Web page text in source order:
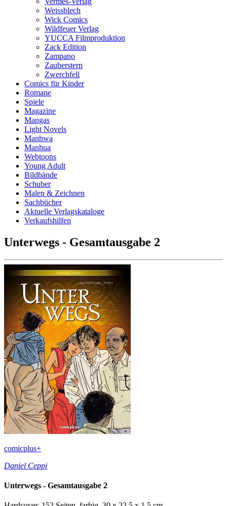
Weissblech
Wick Comics
Wildfeuer Verlag
YUCCA Filmproduktion
Zack Edition
Zampano
Zauberstern
Zwerchfell
Comics für Kinder
Romane
Spiele
Magazine
Mangas
Light Novels
Manhwa
Manhua
Webtoons
Young Adult
Bildbände
Schuber
Malen & Zeichnen
Sachbücher
Aktuelle Verlagskataloge
Verkaufshilfen
Unterwegs - Gesamtausgabe 2
comicplus+
Daniel Ceppi
Unterwegs - Gesamtausgabe 2